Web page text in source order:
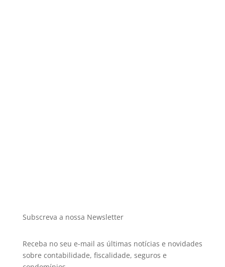
Subscreva a nossa Newsletter
Receba no seu e-mail as últimas notícias e novidades
sobre contabilidade, fiscalidade, seguros e